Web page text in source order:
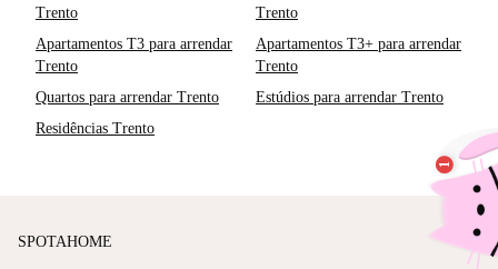
Trento
Trento
Apartamentos T3 para arrendar
Trento
Apartamentos T3+ para arrendar
Trento
Quartos para arrendar Trento
Estúdios para arrendar Trento
Residências Trento
SPOTAHOME